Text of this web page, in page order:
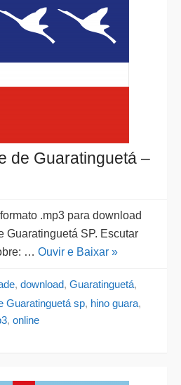
de Guaratinguetá –
.mp3 para download
Guaratinguetá SP. Escutar
… Ouvir e Baixar »
, download, Guaratinguetá,
Guaratinguetá sp, hino guara,
, online